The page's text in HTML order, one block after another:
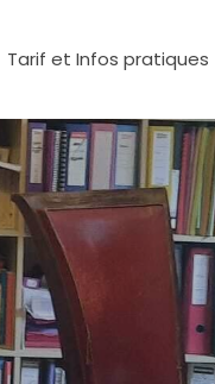
Tarif et Infos pratiques